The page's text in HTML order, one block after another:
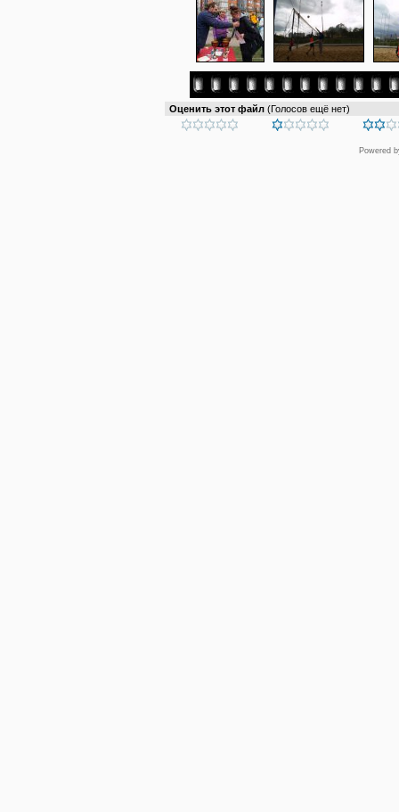
Оценить этот файл (Голосов ещё нет)
Powered